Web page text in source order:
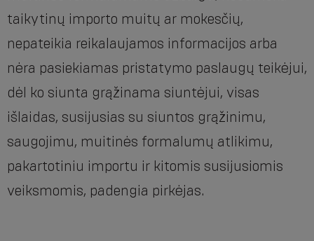
taikytinų importo muitų ar mokesčių,
nepateikia reikalaujamos informacijos arba
nėra pasiekiamas pristatymo paslaugų teikėjui,
dėl ko siunta grąžinama siuntėjui, visas
išlaidas, susijusias su siuntos grąžinimu,
saugojimu, muitinės formalumų atlikimu,
pakartotiniu importu ir kitomis susijusiomis
veiksmomis, padengia pirkėjas.